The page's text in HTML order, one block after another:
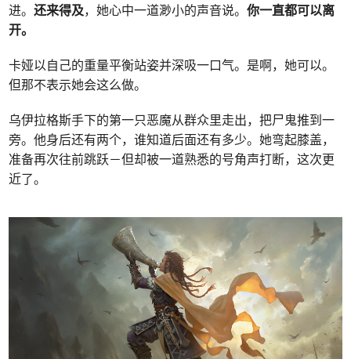
进。还来得及，她心中一道渺小的声音说。你一直都可以离
开。
卡娅以自己的重量平衡站姿并深吸一口气。是啊，她可以。
但那不表示她会这么做。
乌伊拉格斯手下的第一只恶魔从群众里走出，把尸鬼推到一
旁。他身后还有两个，谁知道后面还有多少。她弯起膝盖，
准备再次往前跳跃－但却被一道熟悉的号角声打断，这次更
近了。